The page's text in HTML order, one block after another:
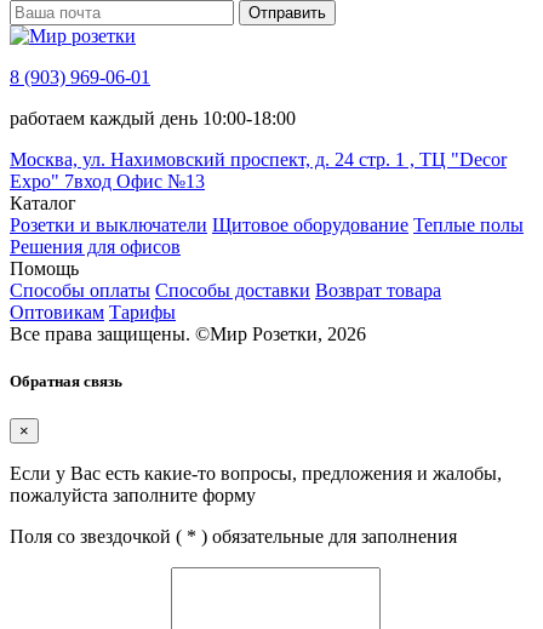
Отправить
8 (903) 969-06-01
работаем каждый день 10:00-18:00
Москва, ул. Нахимовский проспект, д. 24 стр. 1 , ТЦ "Decor
Expo" 7вход Офис №13
Каталог
Розетки и выключатели Щитовое оборудование Теплые полы
Решения для офисов
Помощь
Способы оплаты Способы доставки Возврат товара
Оптовикам Тарифы
Все права защищены. ©Мир Розетки, 2026
Обратная связь
×
Если у Вас есть какие-то вопросы, предложения и жалобы,
пожалуйста заполните форму
Поля со звездочкой ( * ) обязательные для заполнения